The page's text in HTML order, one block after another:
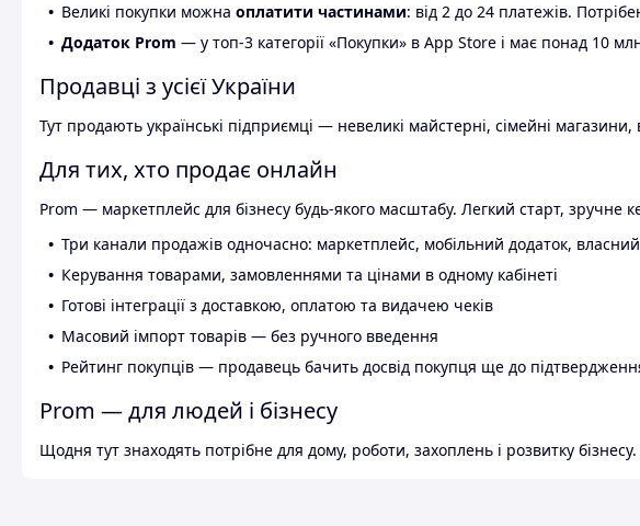
Великі покупки можна оплатити частинами: від 2 до 24 платежів.
Додаток Prom — у топ-3 категорії «Покупки» в App Store і має понад 10
Продавці з усієї України
Тут продають українські підприємці — невеликі майстерні, сімейні
Для тих, хто продає онлайн
Prom — маркетплейс для бізнесу будь-якого масштабу. Легкий старт, зручне
Три канали продажів одночасно: маркетплейс, мобільний додаток,
Керування товарами, замовленнями та цінами в одному кабінеті
Готові інтеграції з доставкою, оплатою та видачею чеків
Масовий імпорт товарів — без ручного введення
Рейтинг покупців — продавець бачить досвід покупця ще до
Prom — для людей і бізнесу
Щодня тут знаходять потрібне для дому, роботи, захоплень і розвитку